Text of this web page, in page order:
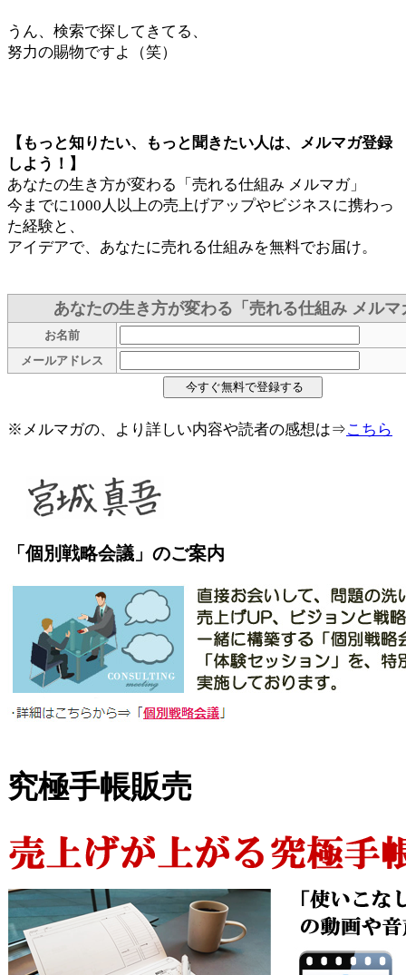
うん、検索で探してきてる、
努力の賜物ですよ（笑）
【もっと知りたい、もっと聞きたい人は、メルマガ登録
しよう！】
あなたの生き方が変わる「売れる仕組み メルマガ」
今までに1000人以上の売上げアップやビジネスに携わっ
た経験と、
アイデアで、あなたに売れる仕組みを無料でお届け。
あなたの生き方が変わる「売れる仕組み メルマ
お名前
メールアドレス
※メルマガの、より詳しい内容や読者の感想は⇒こちら
「個別戦略会議」のご案内
究極手帳販売